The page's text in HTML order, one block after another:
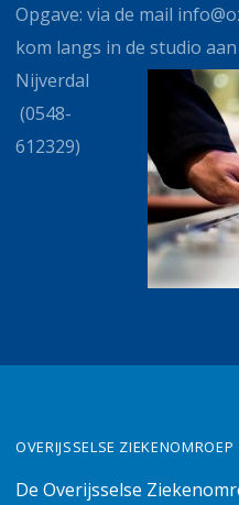
Opgave: via de mail
kom langs in de studio
Nijverdal
(0548-
612329)
OVERIJSSELSE ZIEKENOMROEP
De Overijsselse